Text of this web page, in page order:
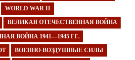
WORLD WAR II
ВЕЛИКАЯ ОТЕЧЕСТВЕННАЯ ВОЙНА
ВОЙНА 1941—1945 ГГ.
ВОЕННО-ВОЗДУШНЫЕ СИЛЫ